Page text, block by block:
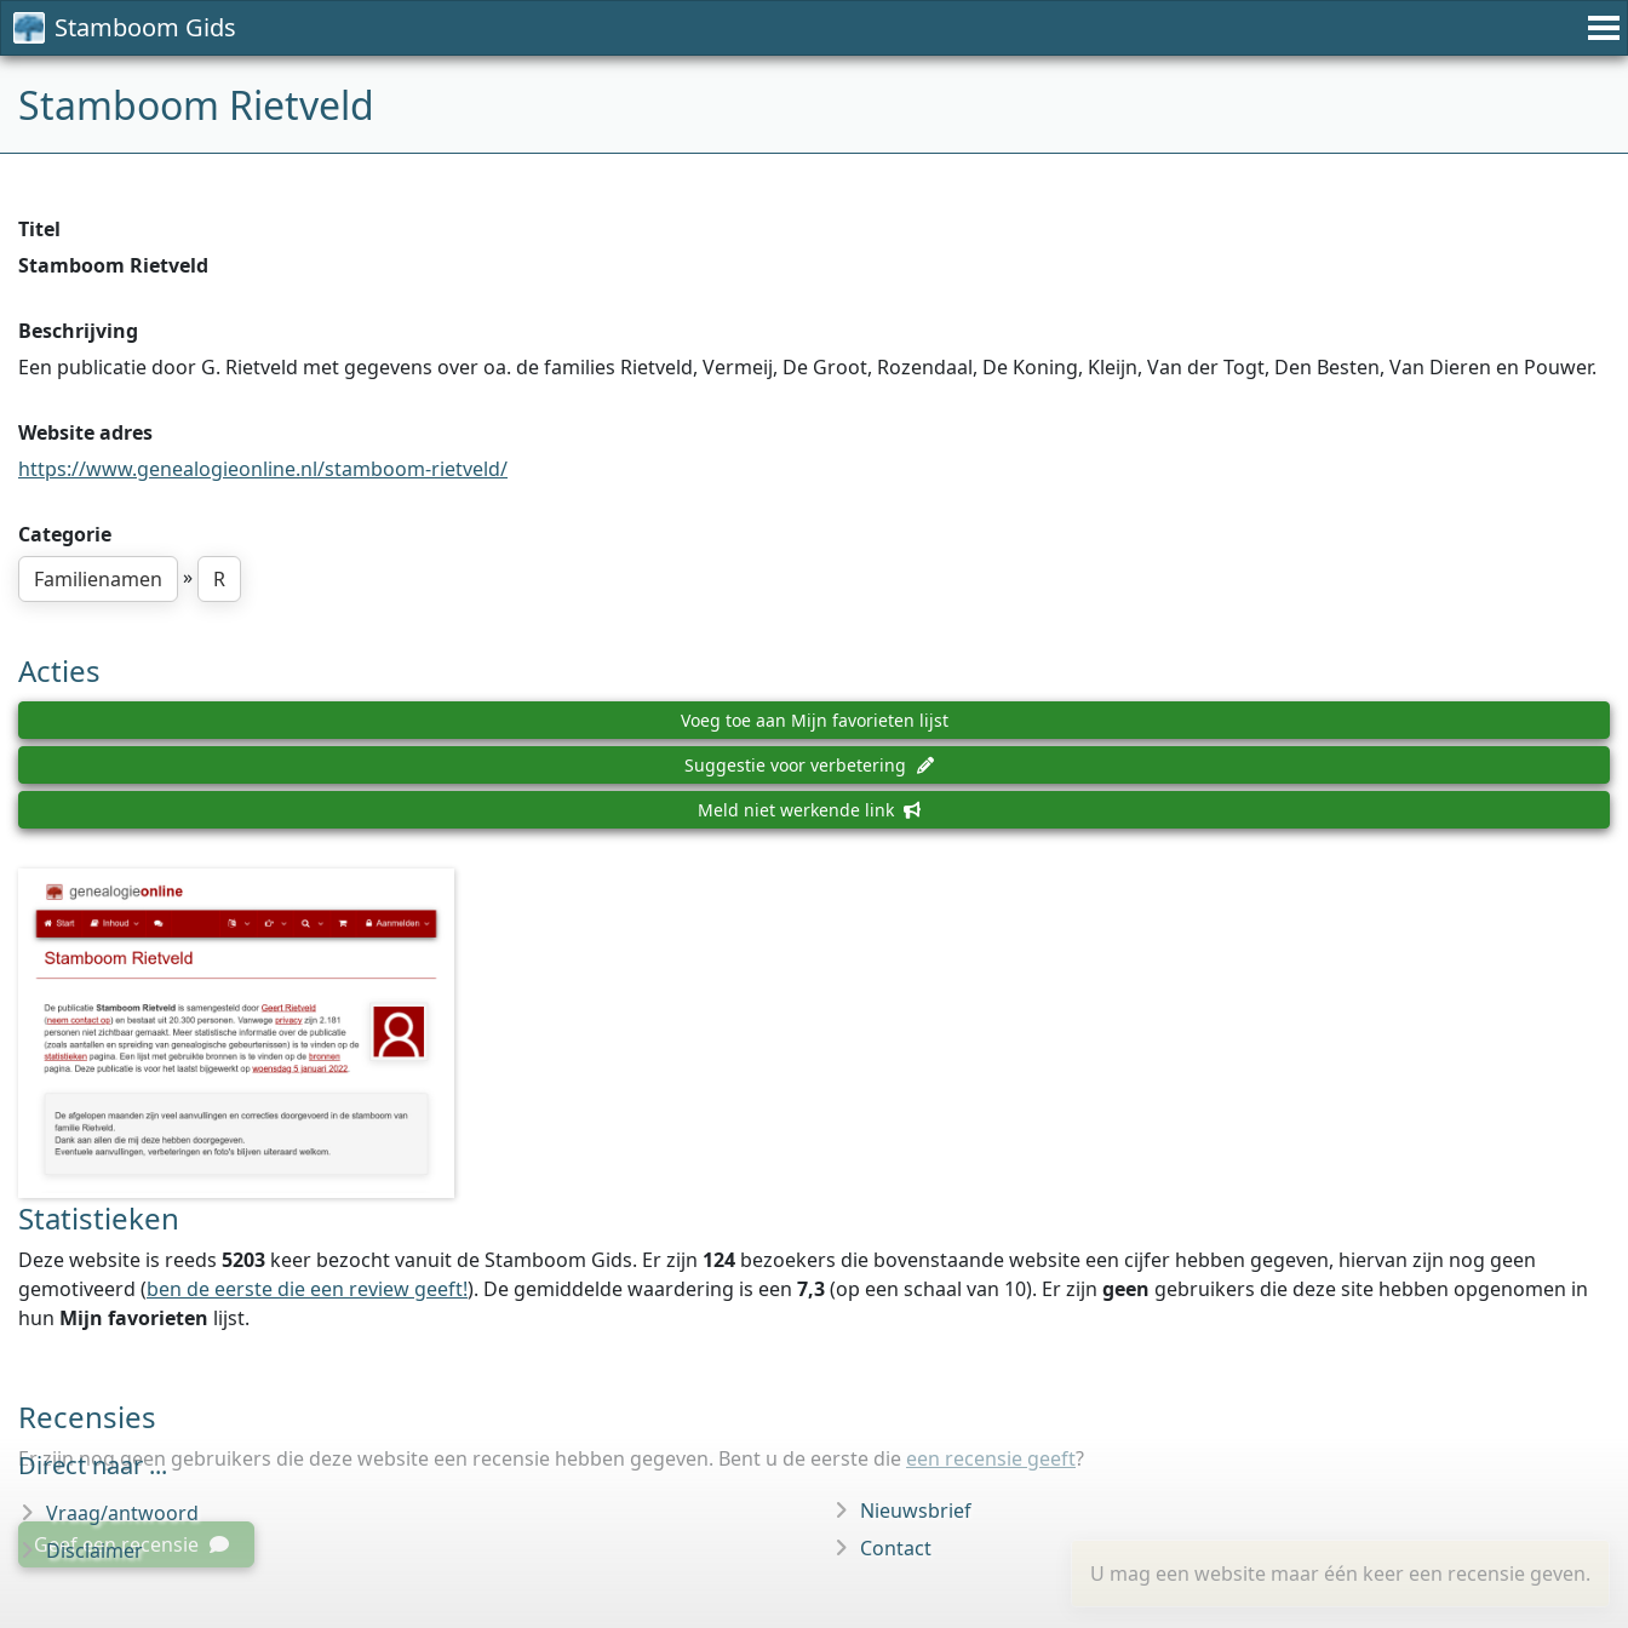
Stamboom Gids
Stamboom Rietveld
Titel
Stamboom Rietveld
Beschrijving
Een publicatie door G. Rietveld met gegevens over oa. de families Rietveld, Vermeij, De Groot, Rozendaal, De Koning, Kleijn, Van der Togt, Den Besten, Van Dieren en Pouwer.
Website adres
https://www.genealogieonline.nl/stamboom-rietveld/
Categorie
Familienamen
» R
Acties
Voeg toe aan Mijn favorieten lijst
Suggestie voor verbetering
Meld niet werkende link
Statistieken
Deze website is reeds 5203 keer bezocht vanuit de Stamboom Gids. Er zijn 124 bezoekers die bovenstaande website een cijfer hebben gegeven, hiervan zijn nog geen
gemotiveerd (ben de eerste die een review geeft!). De gemiddelde waardering is een 7,3(op een schaal van 10). Er zijn geen gebruikers die deze site hebben opgenomen in
hun Mijn favorieten lijst.
Recensies
Er zijn nog geen gebruikers die deze website een recensie hebben gegeven. Bent u de eerste die een recensie geeft?
U mag een website maar één keer een recensie geven.
Geef een recensie
Direct naar ...
Vraag/antwoord
Disclaimer
Nieuwsbrief
Contact